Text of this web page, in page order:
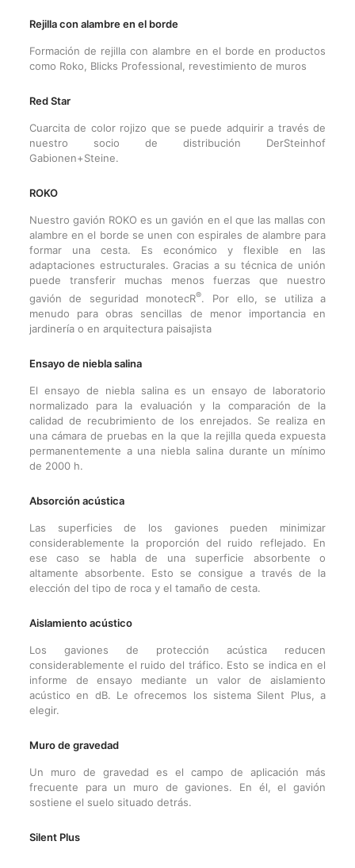
Rejilla con alambre en el borde
Formación de rejilla con alambre en el borde en productos
como Roko, Blicks Professional, revestimiento de muros
Red Star
Cuarcita de color rojizo que se puede adquirir a través de
nuestro socio de distribución DerSteinhof
Gabionen+Steine.
ROKO
Nuestro gavión ROKO es un gavión en el que las mallas con
alambre en el borde se unen con espirales de alambre para
formar una cesta. Es económico y flexible en las
adaptaciones estructurales. Gracias a su técnica de unión
puede transferir muchas menos fuerzas que nuestro
gavión de seguridad monotecR®. Por ello, se utiliza a
menudo para obras sencillas de menor importancia en
jardinería o en arquitectura paisajista
Ensayo de niebla salina
El ensayo de niebla salina es un ensayo de laboratorio
normalizado para la evaluación y la comparación de la
calidad de recubrimiento de los enrejados. Se realiza en
una cámara de pruebas en la que la rejilla queda expuesta
permanentemente a una niebla salina durante un mínimo
de 2000 h.
Absorción acústica
Las superficies de los gaviones pueden minimizar
considerablemente la proporción del ruido reflejado. En
ese caso se habla de una superficie absorbente o
altamente absorbente. Esto se consigue a través de la
elección del tipo de roca y el tamaño de cesta.
Aislamiento acústico
Los gaviones de protección acústica reducen
considerablemente el ruido del tráfico. Esto se indica en el
informe de ensayo mediante un valor de aislamiento
acústico en dB. Le ofrecemos los sistema Silent Plus, a
elegir.
Muro de gravedad
Un muro de gravedad es el campo de aplicación más
frecuente para un muro de gaviones. En él, el gavión
sostiene el suelo situado detrás.
Silent Plus